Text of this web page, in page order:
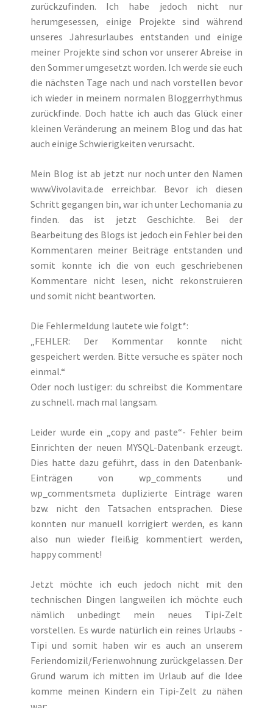
zurückzufinden. Ich habe jedoch nicht nur
herumgesessen, einige Projekte sind während
unseres Jahresurlaubes entstanden und einige
meiner Projekte sind schon vor unserer Abreise in
den Sommer umgesetzt worden. Ich werde sie euch
die nächsten Tage nach und nach vorstellen bevor
ich wieder in meinem normalen Bloggerrhythmus
zurückfinde. Doch hatte ich auch das Glück einer
kleinen Veränderung an meinem Blog und das hat
auch einige Schwierigkeiten verursacht.
Mein Blog ist ab jetzt nur noch unter den Namen
www.Vivolavita.de erreichbar. Bevor ich diesen
Schritt gegangen bin, war ich unter Lechomania zu
finden. das ist jetzt Geschichte. Bei der
Bearbeitung des Blogs ist jedoch ein Fehler bei den
Kommentaren meiner Beiträge entstanden und
somit konnte ich die von euch geschriebenen
Kommentare nicht lesen, nicht rekonstruieren
und somit nicht beantworten.
Die Fehlermeldung lautete wie folgt*:
„FEHLER: Der Kommentar konnte nicht
gespeichert werden. Bitte versuche es später noch
einmal.“
Oder noch lustiger: du schreibst die Kommentare
zu schnell. mach mal langsam.
Leider wurde ein „copy and paste“- Fehler beim
Einrichten der neuen MYSQL-Datenbank erzeugt.
Dies hatte dazu geführt, dass in den Datenbank-
Einträgen von wp_comments und
wp_commentsmeta duplizierte Einträge waren
bzw. nicht den Tatsachen entsprachen. Diese
konnten nur manuell korrigiert werden, es kann
also nun wieder fleißig kommentiert werden,
happy comment!
Jetzt möchte ich euch jedoch nicht mit den
technischen Dingen langweilen ich möchte euch
nämlich unbedingt mein neues Tipi-Zelt
vorstellen. Es wurde natürlich ein reines Urlaubs -
Tipi und somit haben wir es auch an unserem
Feriendomizil/Ferienwohnung zurückgelassen. Der
Grund warum ich mitten im Urlaub auf die Idee
komme meinen Kindern ein Tipi-Zelt zu nähen